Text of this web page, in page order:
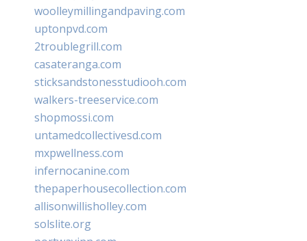
woolleymillingandpaving.com
uptonpvd.com
2troublegrill.com
casateranga.com
sticksandstonesstudiooh.com
walkers-treeservice.com
shopmossi.com
untamedcollectivesd.com
mxpwellness.com
infernocanine.com
thepaperhousecollection.com
allisonwillisholley.com
solslite.org